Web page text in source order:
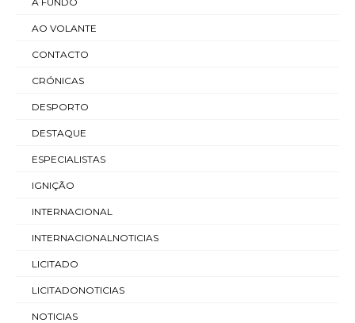
AO VOLANTE
CONTACTO
CRÓNICAS
DESPORTO
DESTAQUE
ESPECIALISTAS
IGNIÇÃO
INTERNACIONAL
INTERNACIONALNOTICIAS
LICITADO
LICITADONOTICIAS
NOTICIAS